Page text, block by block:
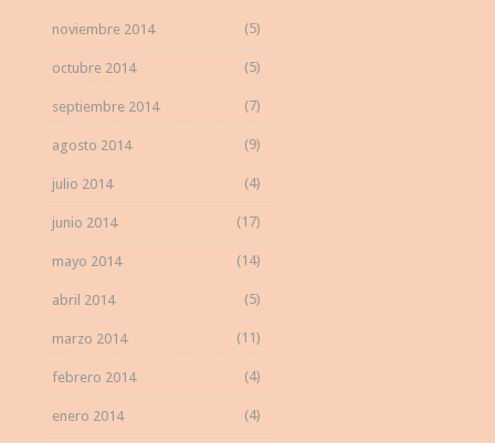
noviembre 2014 (5)
octubre 2014 (5)
septiembre 2014 (7)
agosto 2014 (9)
julio 2014 (4)
junio 2014 (17)
mayo 2014 (14)
abril 2014 (5)
marzo 2014 (11)
febrero 2014 (4)
enero 2014 (4)